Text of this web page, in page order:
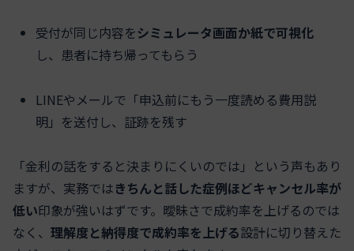
受付が同じ内容をシミュレータ画面か紙で可視化
し、患者に持ち帰ってもらう
LINEやメールで「申込前にもう一度読める費用説
明」を送付し、証跡を残す
「金利の話をすると決まりにくいのでは」という声もあり
ますが、実務ではきちんと話した症例ほどキャンセル率が
低い印象が強いはずです。曖昧さで成約率を上げるのでは
なく、 理解度と納得度で成約率を上げる設計に切り替えた